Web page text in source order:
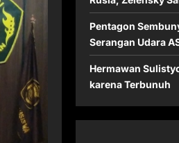
Pentagon
Serangan Udara
Hermawan
karena Terbunuh